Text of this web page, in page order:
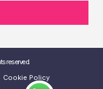
reserved.
Cookie Policy